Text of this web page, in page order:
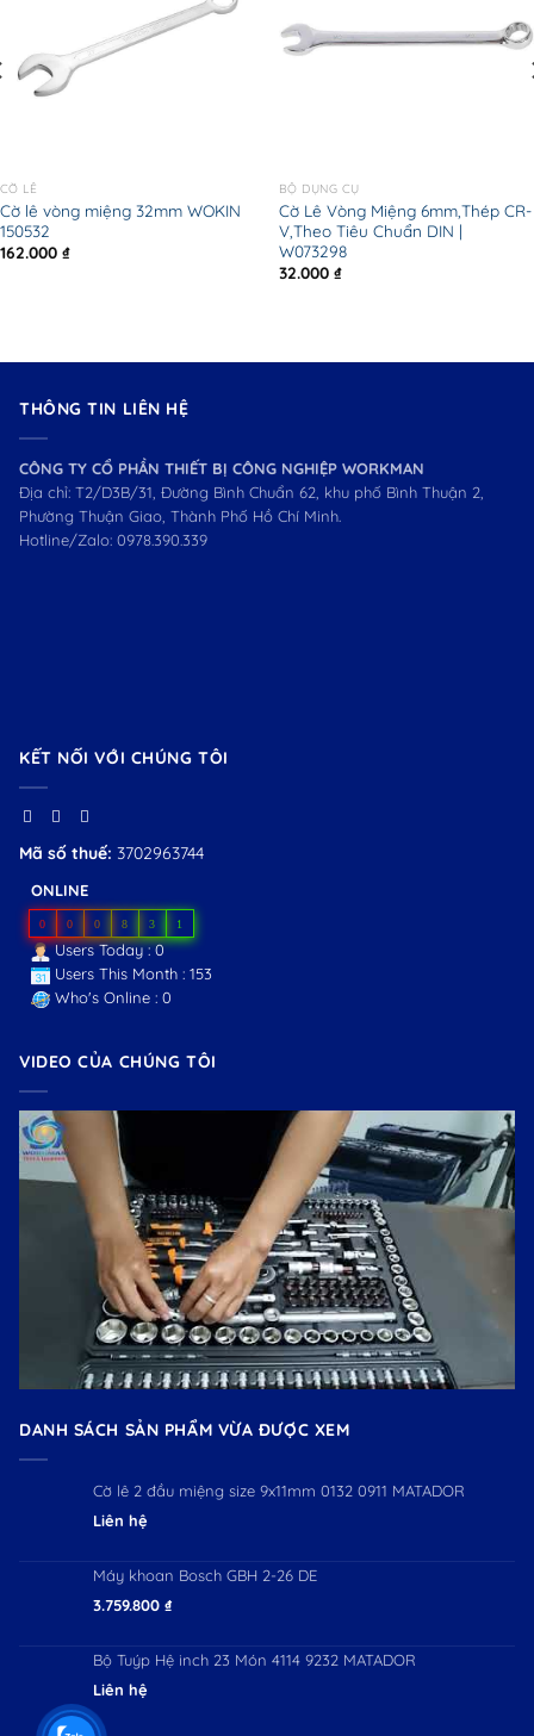
CỜ LÊ
Cờ lê vòng miệng 32mm WOKIN
150532
162.000 ₫
BỘ DỤNG CỤ
Cờ Lê Vòng Miệng 6mm,Thép CR-
V,Theo Tiêu Chuẩn DIN |
W073298
32.000 ₫
THÔNG TIN LIÊN HỆ
CÔNG TY CỔ PHẦN THIẾT BỊ CÔNG NGHIỆP WORKMAN
Địa chỉ: T2/D3B/31, Đường Bình Chuẩn 62, khu phố Bình Thuận 2,
Phường Thuận Giao, Thành Phố Hồ Chí Minh.
Hotline/Zalo: 0978.390.339
KẾT NỐI VỚI CHÚNG TÔI
Mã số thuế: 3702963744
ONLINE
0 0 0 8 3 1
Users Today : 0
Users This Month : 153
Who's Online : 0
VIDEO CỦA CHÚNG TÔI
DANH SÁCH SẢN PHẨM VỪA ĐƯỢC XEM
Cờ lê 2 đầu miệng size 9x11mm 0132 0911 MATADOR
Liên hệ
Máy khoan Bosch GBH 2-26 DE
3.759.800 ₫
Bộ Tuýp Hệ inch 23 Món 4114 9232 MATADOR
Liên hệ